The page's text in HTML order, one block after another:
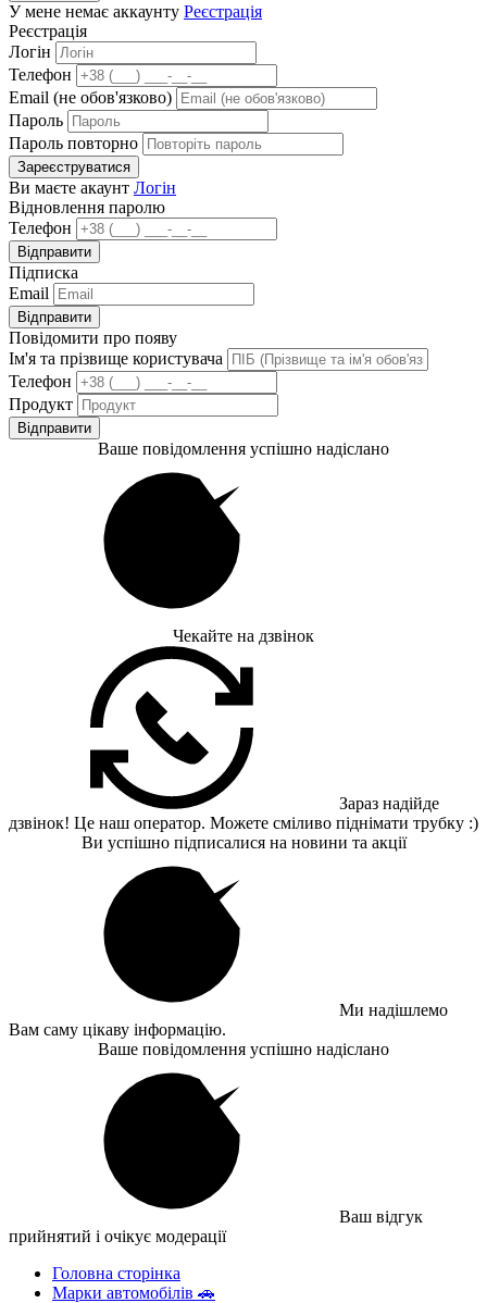
У мене немає аккаунту Реєстрація
Реєстрація
Логін
Телефон
Email (не обов'язково)
Пароль
Пароль повторно
Зареєструватися
Ви маєте акаунт Логін
Відновлення паролю
Телефон
Відправити
Підписка
Email
Відправити
Повідомити про появу
Ім'я та прізвище користувача
Телефон
Продукт
Відправити
Ваше повідомлення успішно надіслано
Чекайте на дзвінок
Зараз надійде
дзвінок! Це наш оператор. Можете сміливо піднімати трубку :)
Ви успішно підписалися на новини та акції
Ми надішлемо
Вам саму цікаву інформацію.
Ваше повідомлення успішно надіслано
Ваш відгук
прийнятий і очікує модерації
Головна сторінка
Марки автомобілів 🚗